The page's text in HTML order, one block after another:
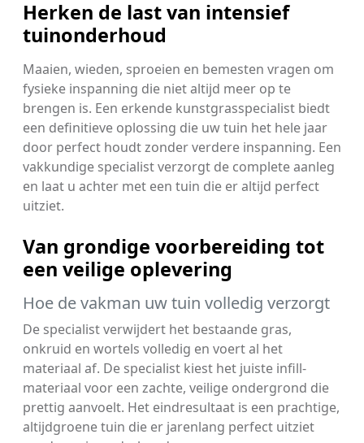
Herken de last van intensief
tuinonderhoud
Maaien, wieden, sproeien en bemesten vragen om
fysieke inspanning die niet altijd meer op te
brengen is. Een erkende kunstgrasspecialist biedt
een definitieve oplossing die uw tuin het hele jaar
door perfect houdt zonder verdere inspanning. Een
vakkundige specialist verzorgt de complete aanleg
en laat u achter met een tuin die er altijd perfect
uitziet.
Van grondige voorbereiding tot
een veilige oplevering
Hoe de vakman uw tuin volledig verzorgt
De specialist verwijdert het bestaande gras,
onkruid en wortels volledig en voert al het
materiaal af. De specialist kiest het juiste infill-
materiaal voor een zachte, veilige ondergrond die
prettig aanvoelt. Het eindresultaat is een prachtige,
altijdgroene tuin die er jarenlang perfect uitziet